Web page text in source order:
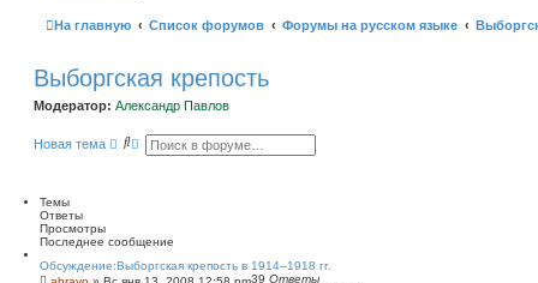
На главную Список форумов Форумы на русском языке
Выборгская крепость
Модератор: Александр Павлов
Новая тема
П Р
н
ы
Темы
Ответы
Просмотры
Последнее сообщение
Обсуждение:Выборгская крепость в 1914--1918 гг.
39 Ответы